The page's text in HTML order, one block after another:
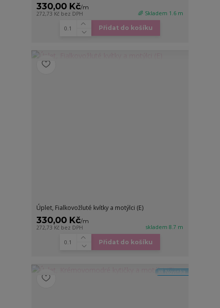
330,00 Kč/m
272,73 Kč bez DPH 🌈 Skladem 1.6 m
Přidat do košíku
Úplet, Fialkovožluté kvítky a motýlci (E)
330,00 Kč/m
272,73 Kč bez DPH skladem 8.7 m
Přidat do košíku
🆕 Novinka